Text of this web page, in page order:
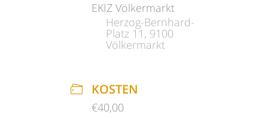
EKIZ Völkermarkt
Herzog-Bernhard-
Platz 11, 9100
Völkermarkt
KOSTEN
€40,00